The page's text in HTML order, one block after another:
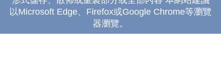
以Microsoft Edge、Firefox或Google Chrome等瀏覽
器瀏覽。